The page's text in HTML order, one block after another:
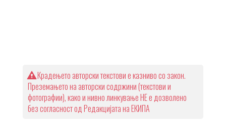
Крадењето авторски текстови е казниво со закон.
Преземањето на авторски содржини (текстови и
фотографии), како и нивно линкување НЕ е дозволено
без согласност од Редакцијата на ЕКИПА